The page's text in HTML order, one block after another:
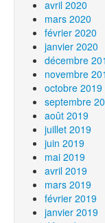
avril 2020
mars 2020
février 2020
janvier 2020
décembre
novembre
octobre 2019
septembre
août 2019
juillet 2019
juin 2019
mai 2019
avril 2019
mars 2019
février 2019
janvier 2019